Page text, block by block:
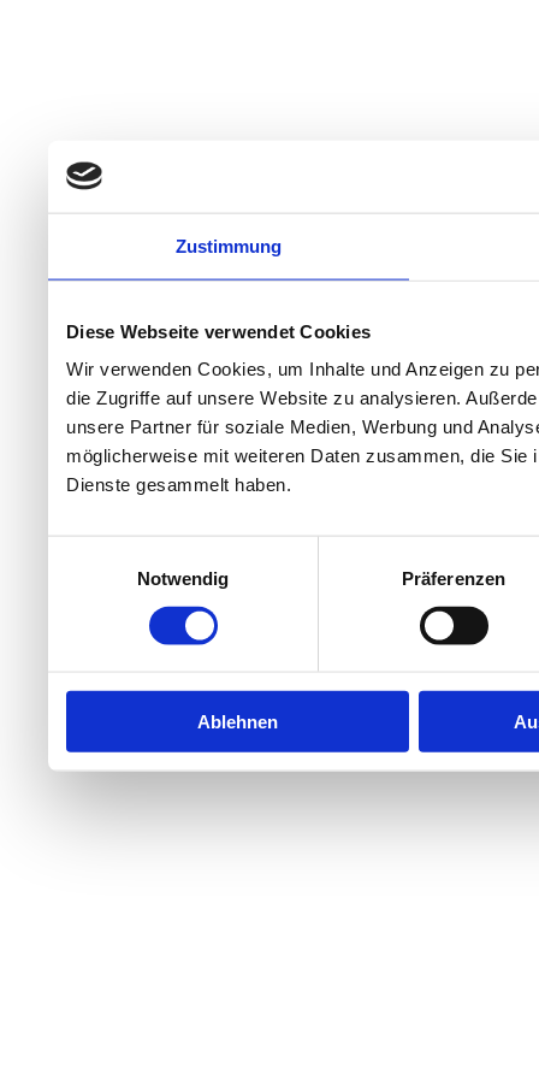
Zustimmung
Diese Webseite verwendet Cookies
Wir verwenden Cookies, um Inhalte und Anzeigen zu
die Zugriffe auf unsere Website zu analysieren.
unsere Partner für soziale Medien, Werbung und
möglicherweise mit weiteren Daten zusammen, die
Dienste gesammelt haben.
Notwendig
Präferenzen
Ablehnen